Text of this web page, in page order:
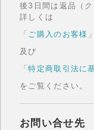
後3日間は返品（ク
詳しくは
「ご購入のお客様 」
及び
「特定商取引法に
をご覧ください。
お問い合せ先